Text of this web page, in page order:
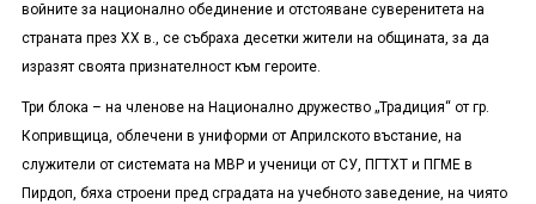
войните за национално обединение и отстояване суверенитета на
страната през ХХ в., се събраха десетки жители на общината, за да
изразят своята признателност към героите.
Три блока – на членове на Национално дружество „Традиция“ от гр.
Копривщица, облечени в униформи от Априлското въстание, на
служители от системата на МВР и ученици от СУ, ПГТХТ и ПГМЕ в
Пирдоп, бяха строени пред сградата на учебното заведение, на чиято